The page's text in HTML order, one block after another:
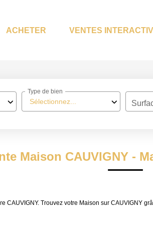
ACHETER VENTES
Sélectionnez...
Type de bien
Maison CAUVIGNY -
Trouvez votre Maison sur CAUVIGNY